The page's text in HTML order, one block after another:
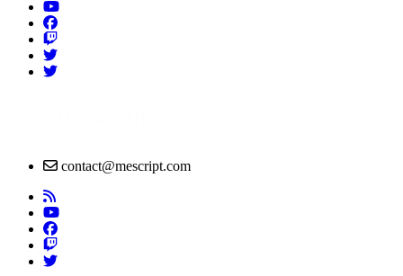
contact@mescript.com